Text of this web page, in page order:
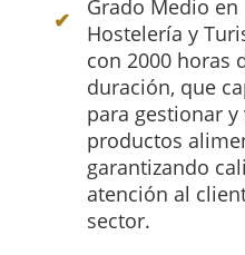
Grado Medio en
Hostelería y
con 2000 horas
duración, que
para gestionar y
productos
garantizando
atención al
sector.